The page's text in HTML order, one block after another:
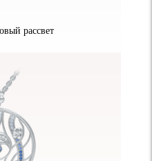
рассвет